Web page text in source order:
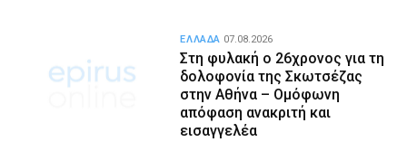
Στη φυλακή ο 26χρονος για τη
δολοφονία της Σκωτσέζας
στην Αθήνα – Ομόφωνη
απόφαση ανακριτή και
εισαγγελέα
ΕΛΛΑΔΑ 07.08.2026